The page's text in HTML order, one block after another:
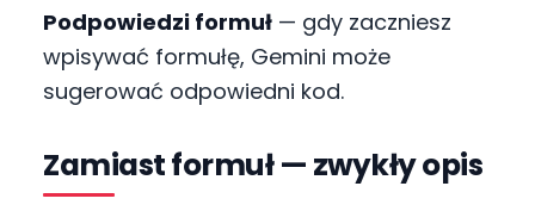
Podpowiedzi formuł — gdy zaczniesz
wpisywać formułę, Gemini może
sugerować odpowiedni kod.
Zamiast formuł — zwykły opis